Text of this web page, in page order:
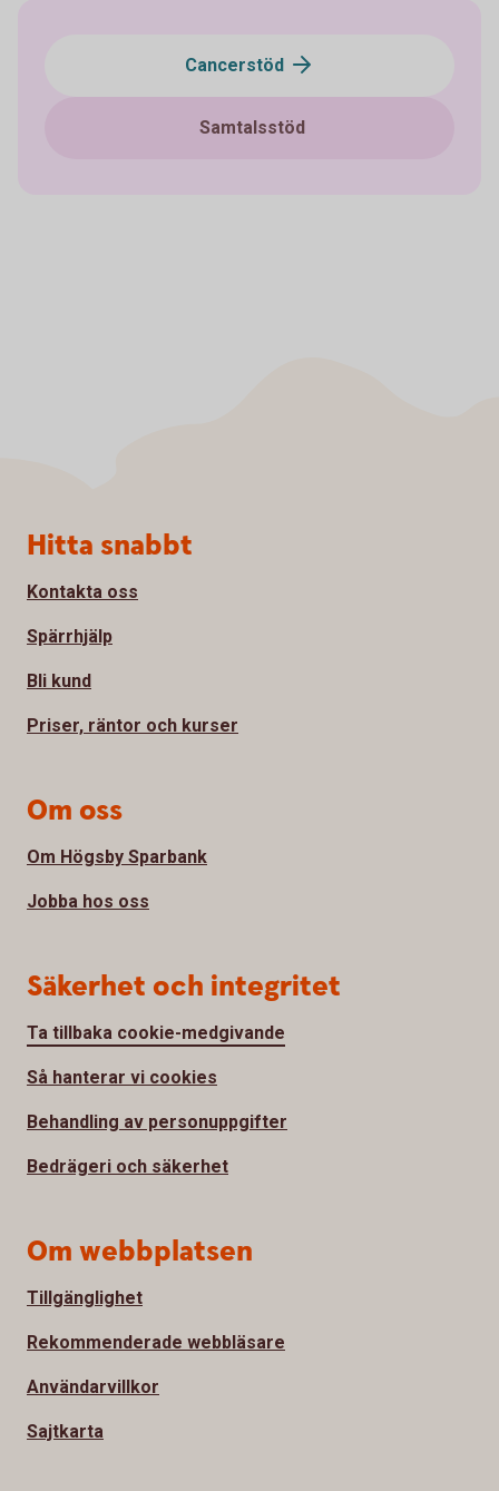
Cancerstöd
Samtalsstöd
Sidfot
Hitta snabbt
Kontakta oss
Spärrhjälp
Bli kund
Priser, räntor och kurser
Om oss
Om Högsby Sparbank
Jobba hos oss
Säkerhet och integritet
Ta tillbaka cookie-medgivande
Så hanterar vi cookies
Behandling av personuppgifter
Bedrägeri och säkerhet
Om webbplatsen
Tillgänglighet
Rekommenderade webbläsare
Användarvillkor
Sajtkarta